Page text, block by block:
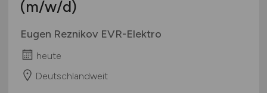
(m/w/d)
Eugen Reznikov EVR-Elektro
heute
Deutschlandweit